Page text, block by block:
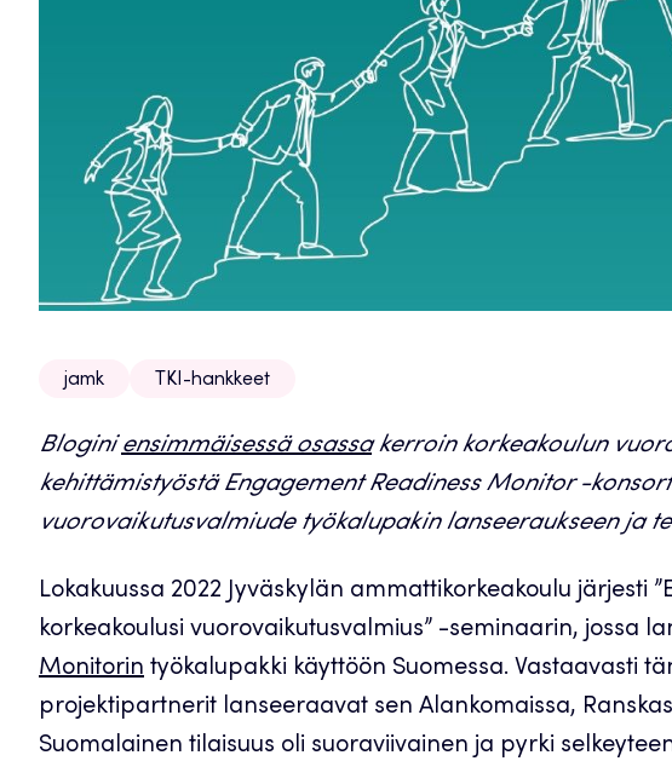
jamk TKI-hankkeet
Bloginiensimmäisessä osassakerroin korkeakoulun
kehittämistyöstä Engagement Readiness Monitor -
vuorovaikutusvalmiude työkalupakin lanseeraukseen ja
Lokakuussa 2022 Jyväskylän ammattikorkeakoulu järjesti
korkeakoulusi vuorovaikutusvalmius” -seminaarin, jossa
Monitorin työkalupakki käyttöön Suomessa. Vastaavasti
projektipartnerit lanseeraavat sen Alankomaissa,
Suomalainen tilaisuus oli suoraviivainen ja pyrki